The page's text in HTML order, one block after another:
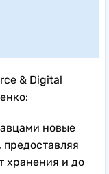
& Digital
новые
хранения и до